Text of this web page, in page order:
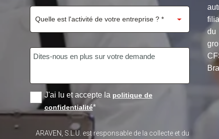
du
J'ai lu et accepte la politique de
confidentialité*
ARAVEN, S.L.U. est responsable de la collecte et du